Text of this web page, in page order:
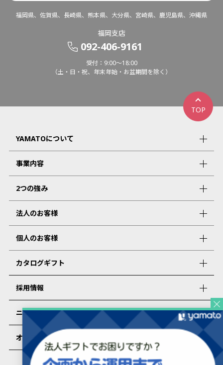
福岡県、佐賀県、長崎県、熊本県、大分県、宮崎県、鹿児島県、沖縄県
福岡支店
092-406-9161
受付：9:00～18:00
（土・日・祝、年末年始・お盆期間を除く）
TOP
YAMATOについて
事業内容
2つの強み
法人のお客様
個人のお客様
カタログギフト
採用情報
ニュース
オンラインショップ